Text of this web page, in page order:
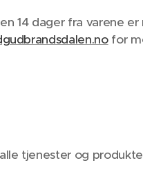
14 dager fra varene
for
tjenester og